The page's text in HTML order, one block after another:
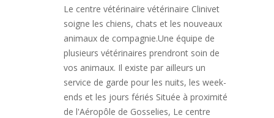
Le centre vétérinaire vétérinaire Clinivet
soigne les chiens, chats et les nouveaux
animaux de compagnie.Une équipe de
plusieurs vétérinaires prendront soin de
vos animaux. Il existe par ailleurs un
service de garde pour les nuits, les week-
ends et les jours fériés Située à proximité
de l'Aéropôle de Gosselies, Le centre